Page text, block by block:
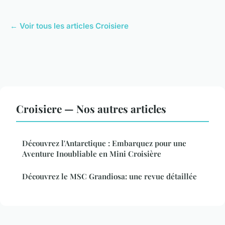
← Voir tous les articles Croisiere
Croisiere — Nos autres articles
Découvrez l'Antarctique : Embarquez pour une
Aventure Inoubliable en Mini Croisière
Découvrez le MSC Grandiosa: une revue détaillée